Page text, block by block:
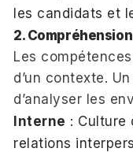
les candidats et
2.
Les
d’un contexte.
d’analyser les
Interne : Culture
relations